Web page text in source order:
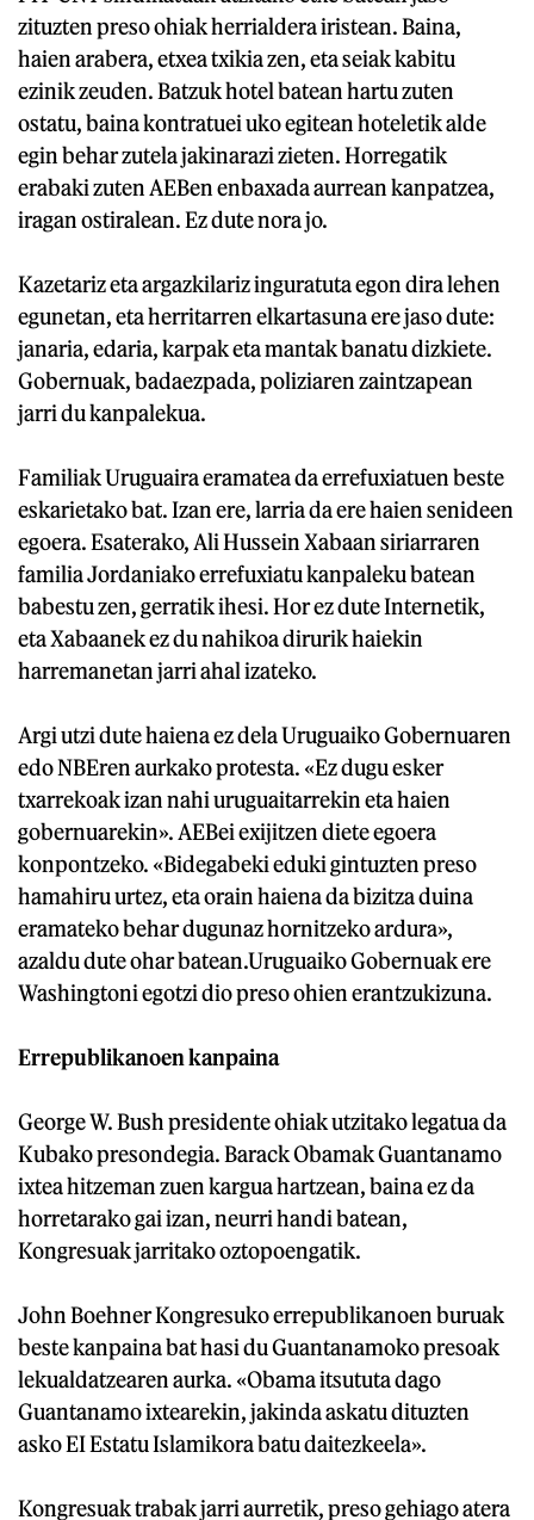
zituzten preso ohiak herrialdera iristean. Baina,
haien arabera, etxea txikia zen, eta seiak kabitu
ezinik zeuden. Batzuk hotel batean hartu zuten
ostatu, baina kontratuei uko egitean hoteletik alde
egin behar zutela jakinarazi zieten. Horregatik
erabaki zuten AEBen enbaxada aurrean kanpatzea,
iragan ostiralean. Ez dute nora jo.
Kazetariz eta argazkilariz inguratuta egon dira lehen
egunetan, eta herritarren elkartasuna ere jaso dute:
janaria, edaria, karpak eta mantak banatu dizkiete.
Gobernuak, badaezpada, poliziaren zaintzapean
jarri du kanpalekua.
Familiak Uruguaira eramatea da errefuxiatuen beste
eskarietako bat. Izan ere, larria da ere haien senideen
egoera. Esaterako, Ali Hussein Xabaan siriarraren
familia Jordaniako errefuxiatu kanpaleku batean
babestu zen, gerratik ihesi. Hor ez dute Internetik,
eta Xabaanek ez du nahikoa dirurik haiekin
harremanetan jarri ahal izateko.
Argi utzi dute haiena ez dela Uruguaiko Gobernuaren
edo NBEren aurkako protesta. «Ez dugu esker
txarrekoak izan nahi uruguaitarrekin eta haien
gobernuarekin». AEBei exijitzen diete egoera
konpontzeko. «Bidegabeki eduki gintuzten preso
hamahiru urtez, eta orain haiena da bizitza duina
eramateko behar dugunaz hornitzeko ardura»,
azaldu dute ohar batean.Uruguaiko Gobernuak ere
Washingtoni egotzi dio preso ohien erantzukizuna.
Errepublikanoen kanpaina
George W. Bush presidente ohiak utzitako legatua da
Kubako presondegia. Barack Obamak Guantanamo
ixtea hitzeman zuen kargua hartzean, baina ez da
horretarako gai izan, neurri handi batean,
Kongresuak jarritako oztopoengatik.
John Boehner Kongresuko errepublikanoen buruak
beste kanpaina bat hasi du Guantanamoko presoak
lekualdatzearen aurka. «Obama itsututa dago
Guantanamo ixtearekin, jakinda askatu dituzten
asko EI Estatu Islamikora batu daitezkeela».
Kongresuak trabak jarri aurretik, preso gehiago atera